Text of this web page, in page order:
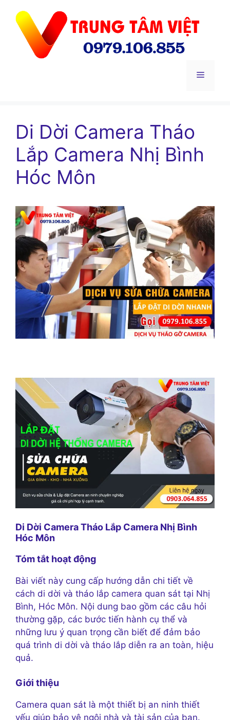
Menu
Di Dời Camera Tháo
Lắp Camera Nhị Bình
Hóc Môn
Di Dời Camera Tháo Lắp Camera Nhị Bình
Hóc Môn
Tóm tắt hoạt động
Bài viết này cung cấp hướng dẫn chi tiết về
cách di dời và tháo lắp camera quan sát tại Nhị
Bình, Hóc Môn. Nội dung bao gồm các câu hỏi
thường gặp, các bước tiến hành cụ thể và
những lưu ý quan trọng cần biết để đảm bảo
quá trình di dời và tháo lắp diễn ra an toàn, hiệu
quả.
Giới thiệu
Camera quan sát là một thiết bị an ninh thiết
yếu giúp bảo vệ ngôi nhà và tài sản của bạn.